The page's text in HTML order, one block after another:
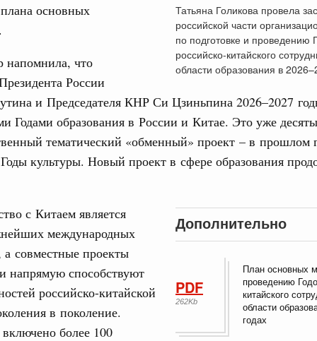
заседание
организационного
подготовке и
Годов российско-
образования в
годах
Татьяна Голикова провела
российской части
по подготовке и проведению
российско-китайского
области образования в
основных
напомнила, что
России
и Председателя КНР Си Цзиньпина 2026–2027
Годами образования в России и Китае. Это уже
тематический «обменный» проект – в прошлом
культуры. Новый проект в сфере образования
Дополнительно
PDF
262Kb
План основных
проведению
китайского
области
годах
с Китаем является
международных
а совместные проекты
напрямую способствуют
российско-китайской
в поколение.
более 100
правкомиссии по ликвидации последствий
проливе
по числу заявлений от абитуриентов
«Профессионалитет»
на пространстве СНГ
заседания Евразийского
на пространстве СНГ
совета в расширенном
актуальные задачи углубления интеграции, в том
кооперации в области таможенного
и администрирования, развитие электронной торговли,
безопасности, цифровизация грузовых
перевозок, формирование общего финансового
на пространстве СНГ
3
10
24
31
Для